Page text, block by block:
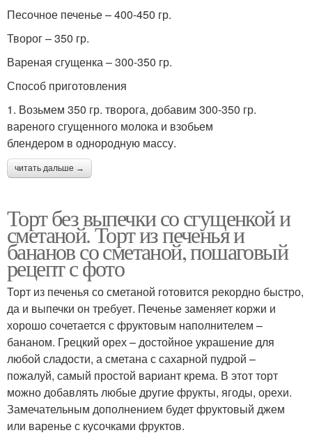
Песочное печенье – 400-450 гр.
Творог – 350 гр.
Вареная сгущенка – 300-350 гр.
Способ приготовления
1. Возьмем 350 гр. творога, добавим 300-350 гр.
вареного сгущенного молока и взобьем
блендером в однородную массу.
читать дальше →
Торт без выпечки со сгущенкой и
сметаной. Торт из печенья и
бананов со сметаной, пошаговый
рецепт с фото
Торт из печенья со сметаной готовится рекордно быстро,
да и выпечки он требует. Печенье заменяет коржи и
хорошо сочетается с фруктовым наполнителем –
бананом. Грецкий орех – достойное украшение для
любой сладости, а сметана с сахарной пудрой –
пожалуй, самый простой вариант крема. В этот торт
можно добавлять любые другие фрукты, ягоды, орехи.
Замечательным дополнением будет фруктовый джем
или варенье с кусочками фруктов.